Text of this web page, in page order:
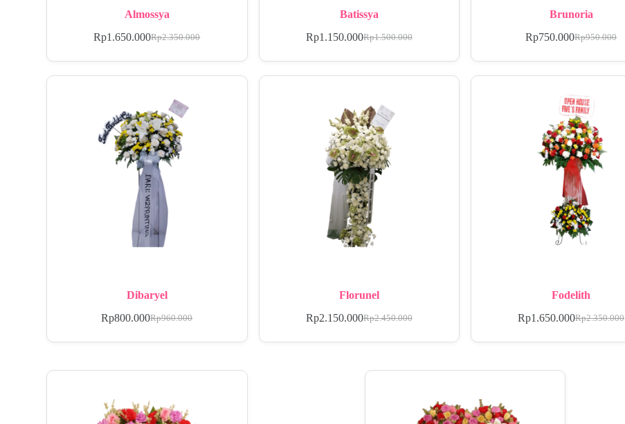
Almossya
Rp2.350.000
Rp1.650.000
Batissya
Rp1.500.000
Rp1.150.000
Brunoria
Rp950.000
Rp750.000
Dibaryel
Rp960.000
Rp800.000
Florunel
Rp2.450.000
Rp2.150.000
Fodelith
Rp2.350.000
Rp1.650.000